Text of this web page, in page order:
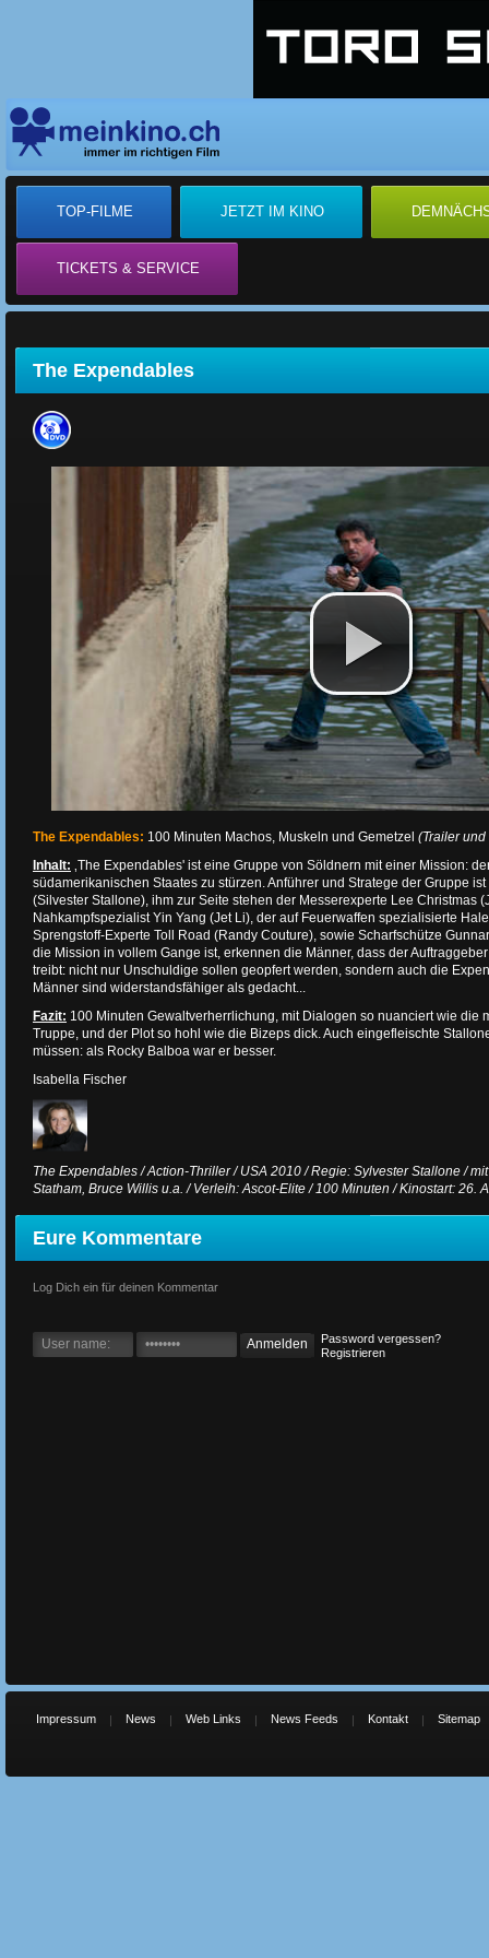
TOP-FILME JETZT IM KINO
TICKETS & SERVICE
The Expendables
The Expendables: 100 Minuten Machos, Muskeln und Gemetzel (Trailer
Inhalt: ‚The Expendables' ist eine Gruppe von Söldnern mit einer Mission:
südamerikanischen Staates zu stürzen. Anführer und Stratege der Gruppe
(Silvester Stallone), ihm zur Seite stehen der Messerexperte Lee Christmas
Nahkampfspezialist Yin Yang (Jet Li), der auf Feuerwaffen spezialisierte
Sprengstoff-Experte Toll Road (Randy Couture), sowie Scharfschütze
die Mission in vollem Gange ist, erkennen die Männer, dass der
treibt: nicht nur Unschuldige sollen geopfert werden, sondern auch die
Männer sind widerstandsfähiger als gedacht...
Fazit: 100 Minuten Gewaltverherrlichung, mit Dialogen so nuanciert wie die
Truppe, und der Plot so hohl wie die Bizeps dick. Auch eingefleischte
müssen: als Rocky Balboa war er besser.
Isabella Fischer
The Expendables / Action-Thriller / USA 2010 / Regie: Sylvester Stallone /
Statham, Bruce Willis u.a. / Verleih: Ascot-Elite / 100 Minuten / Kinostart: 26.
Eure Kommentare
Log Dich ein für deinen Kommentar
Password vergessen?
Registrieren
Impressum News Web Links News Feeds Kontakt Sitemap